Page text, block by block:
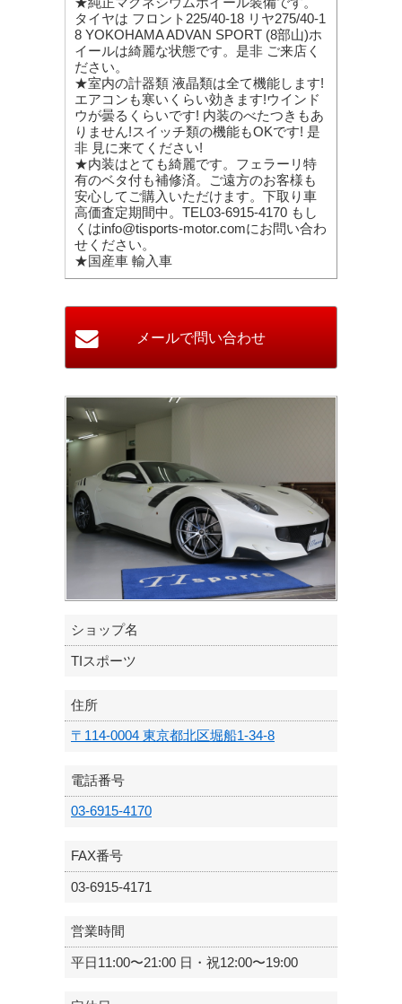
タイヤは フロント225/40-18 リヤ275/40-1
8 YOKOHAMA ADVAN SPORT (8部山)ホ
イールは綺麗な状態です。是非 ご来店く
ださい。
★室内の計器類 液晶類は全て機能します!
エアコンも寒いくらい効きます!ウインド
ウが曇るくらいです! 内装のべたつきもあ
りません!スイッチ類の機能もOKです! 是
非 見に来てください!
★内装はとても綺麗です。フェラーリ特
有のベタ付も補修済。ご遠方のお客様も
安心してご購入いただけます。下取り車
高価査定期間中。TEL03-6915-4170 もし
くはinfo@tisports-motor.comにお問い合わ
せください。
★国産車 輸入車
ショップ名
TIスポーツ
住所
〒114-0004 東京都北区堀船1-34-8
電話番号
03-6915-4170
FAX番号
03-6915-4171
営業時間
平日11:00〜21:00 日・祝12:00〜19:00